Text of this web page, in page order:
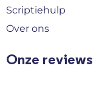
Scriptiehulp
Over ons
Onze reviews